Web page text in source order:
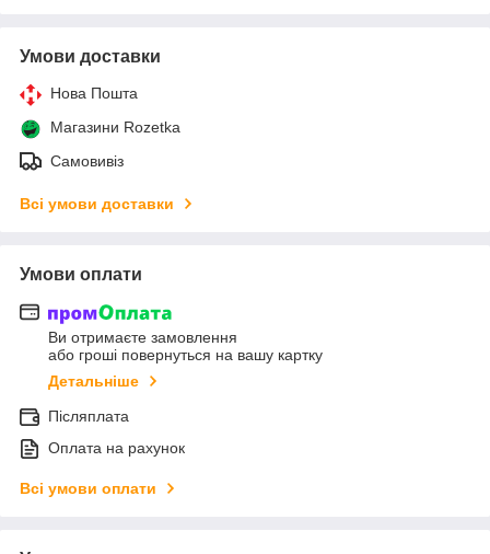
Умови доставки
Нова Пошта
Магазини Rozetka
Самовивіз
Всі умови доставки
Умови оплати
Ви отримаєте замовлення
або гроші повернуться на вашу картку
Детальніше
Післяплата
Оплата на рахунок
Всі умови оплати